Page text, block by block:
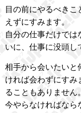
目の前にやるべき
えずにすみます。
自分の仕事だけでは
いに、仕事に没頭し
相手から会いたいと
ければ会わずにすみ
ることもありません。
今やらなければなら